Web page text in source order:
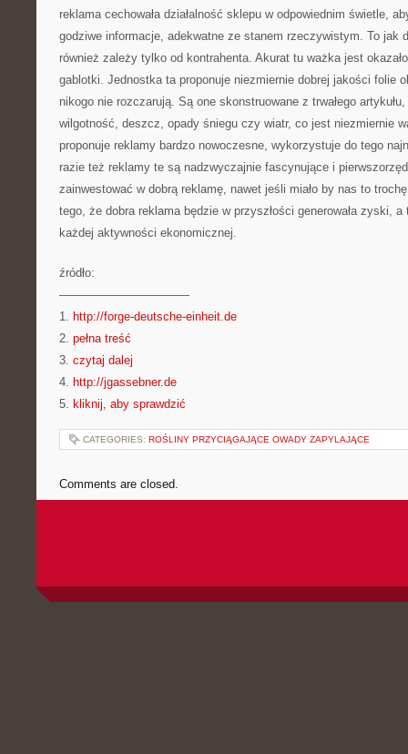
reklama cechowała działalność sklepu w odpowiednim świetle,
godziwe informacje, adekwatne ze stanem rzeczywistym. To jak
również zależy tylko od kontrahenta. Akurat tu ważka jest
gablotki. Jednostka ta proponuje niezmiernie dobrej jakości folie
nikogo nie rozczarują. Są one skonstruowane z trwałego
wilgotność, deszcz, opady śniegu czy wiatr, co jest niezmiernie
proponuje reklamy bardzo nowoczesne, wykorzystuje do tego
razie też reklamy te są nadzwyczajnie fascynujące i
zainwestować w dobrą reklamę, nawet jeśli miało by nas to
tego, że dobra reklama będzie w przyszłości generowała zyski,
każdej aktywności ekonomicznej.
źródło:
———————————
1. http://forge-deutsche-einheit.de
2. pełna treść
3. czytaj dalej
4. http://jgassebner.de
5. kliknij, aby sprawdzić
CATEGORIES: ROŚLINY PRZYCIĄGAJĄCE OWADY ZAPYLAJĄCE
Comments are closed.